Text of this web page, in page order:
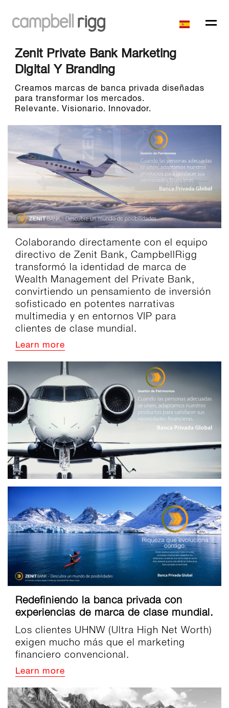
Zenit Private Bank Marketing
Digital Y Branding
Creamos marcas de banca privada diseñadas
para transformar los mercados.
Relevante. Visionario. Innovador.
Colaborando directamente con el equipo
directivo de Zenit Bank, CampbellRigg
transformó la identidad de marca de
Wealth Management del Private Bank,
convirtiendo un pensamiento de inversión
sofisticado en potentes narrativas
multimedia y en entornos VIP para
clientes de clase mundial.
Learn more
Redefiniendo la banca privada con
experiencias de marca de clase mundial.
Los clientes UHNW (Ultra High Net Worth)
exigen mucho más que el marketing
financiero convencional.
Learn more